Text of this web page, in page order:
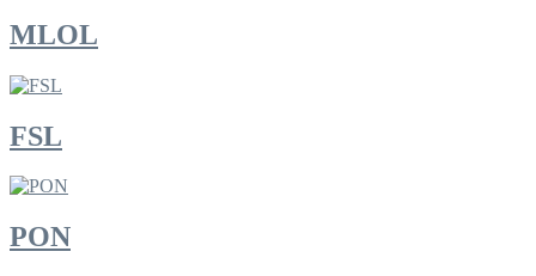
MLOL
FSL
PON